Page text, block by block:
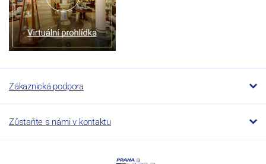
Zákaznická podpora
Zůstaňte s námi v kontaktu